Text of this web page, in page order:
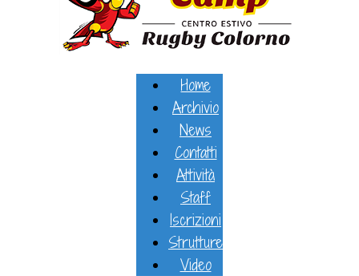
Home
Archivio
News
Contatti
Attività
Staff
Iscrizioni
Strutture
Video